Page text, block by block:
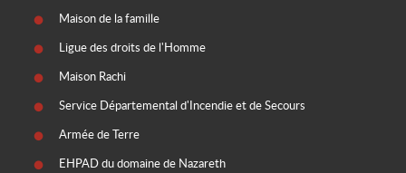
Maison de la famille
Ligue des droits de l'Homme
Maison Rachi
Service Départemental d'Incendie et de Secours
Armée de Terre
EHPAD du domaine de Nazareth